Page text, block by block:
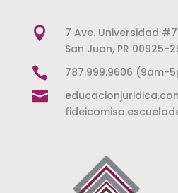

7 Ave. Universidad
San Juan, PR 00925-
 787.999.9606 (9am-
